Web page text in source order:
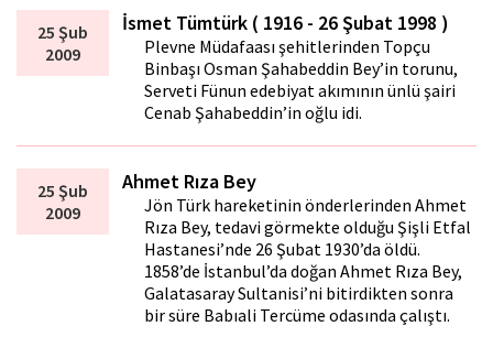
25 Şub
2009
İsmet Tümtürk ( 1916 - 26 Şubat 1998 )
Plevne Müdafaası şehitlerinden Topçu
Binbaşı Osman Şahabeddin Bey’in torunu,
Serveti Fünun edebiyat akımının ünlü şairi
Cenab Şahabeddin’in oğlu idi.
25 Şub
2009
Ahmet Rıza Bey
Jön Türk hareketinin önderlerinden Ahmet
Rıza Bey, tedavi görmekte olduğu Şişli Etfal
Hastanesi’nde 26 Şubat 1930’da öldü.
1858’de İstanbul’da doğan Ahmet Rıza Bey,
Galatasaray Sultanisi’ni bitirdikten sonra
bir süre Babıali Tercüme odasında çalıştı.